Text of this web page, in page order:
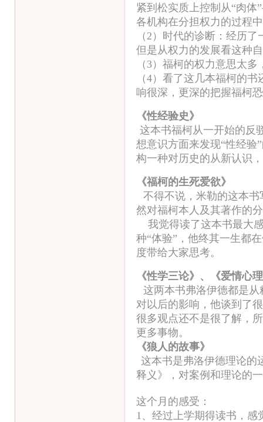
紧到松实质上控制从“肉
各机构在分担权力的过程
（2）时代的诊断：经历
但是从权力的发展看这种
（3）福柯的权力意思太
（4）看了这几本福柯的
响很深，更深的把握福柯
《性经验史》
这本书福柯从一开始的反
想意识方面来发现“性经验
构一种对历史的从新认识
《福柯的生死爱欲》
不得不说，米勒的这本
然对福柯本人及其著作的
我觉得读了这本书最大
种“体验”，他终其一生都
度带给大家思考。
《性学三论》、《爱情心
这两本书弗洛伊德都是
对以后的影响，他谈到了
很多观点还不是很了解，
更多事物。
《狼人的故事》
这本书是弗洛伊德理论的
释义》，对案例和理论的
这个月的感受：
1、经过上学期得读书，